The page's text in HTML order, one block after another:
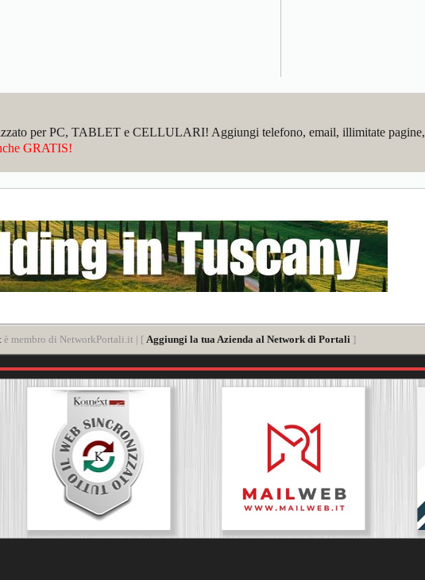
per PC, TABLET e CELLULARI! Aggiungi telefono, email, illimitate pagine,
GRATIS!
è membro di NetworkPortali.it | [ Aggiungi la tua Azienda al Network di Portali ]